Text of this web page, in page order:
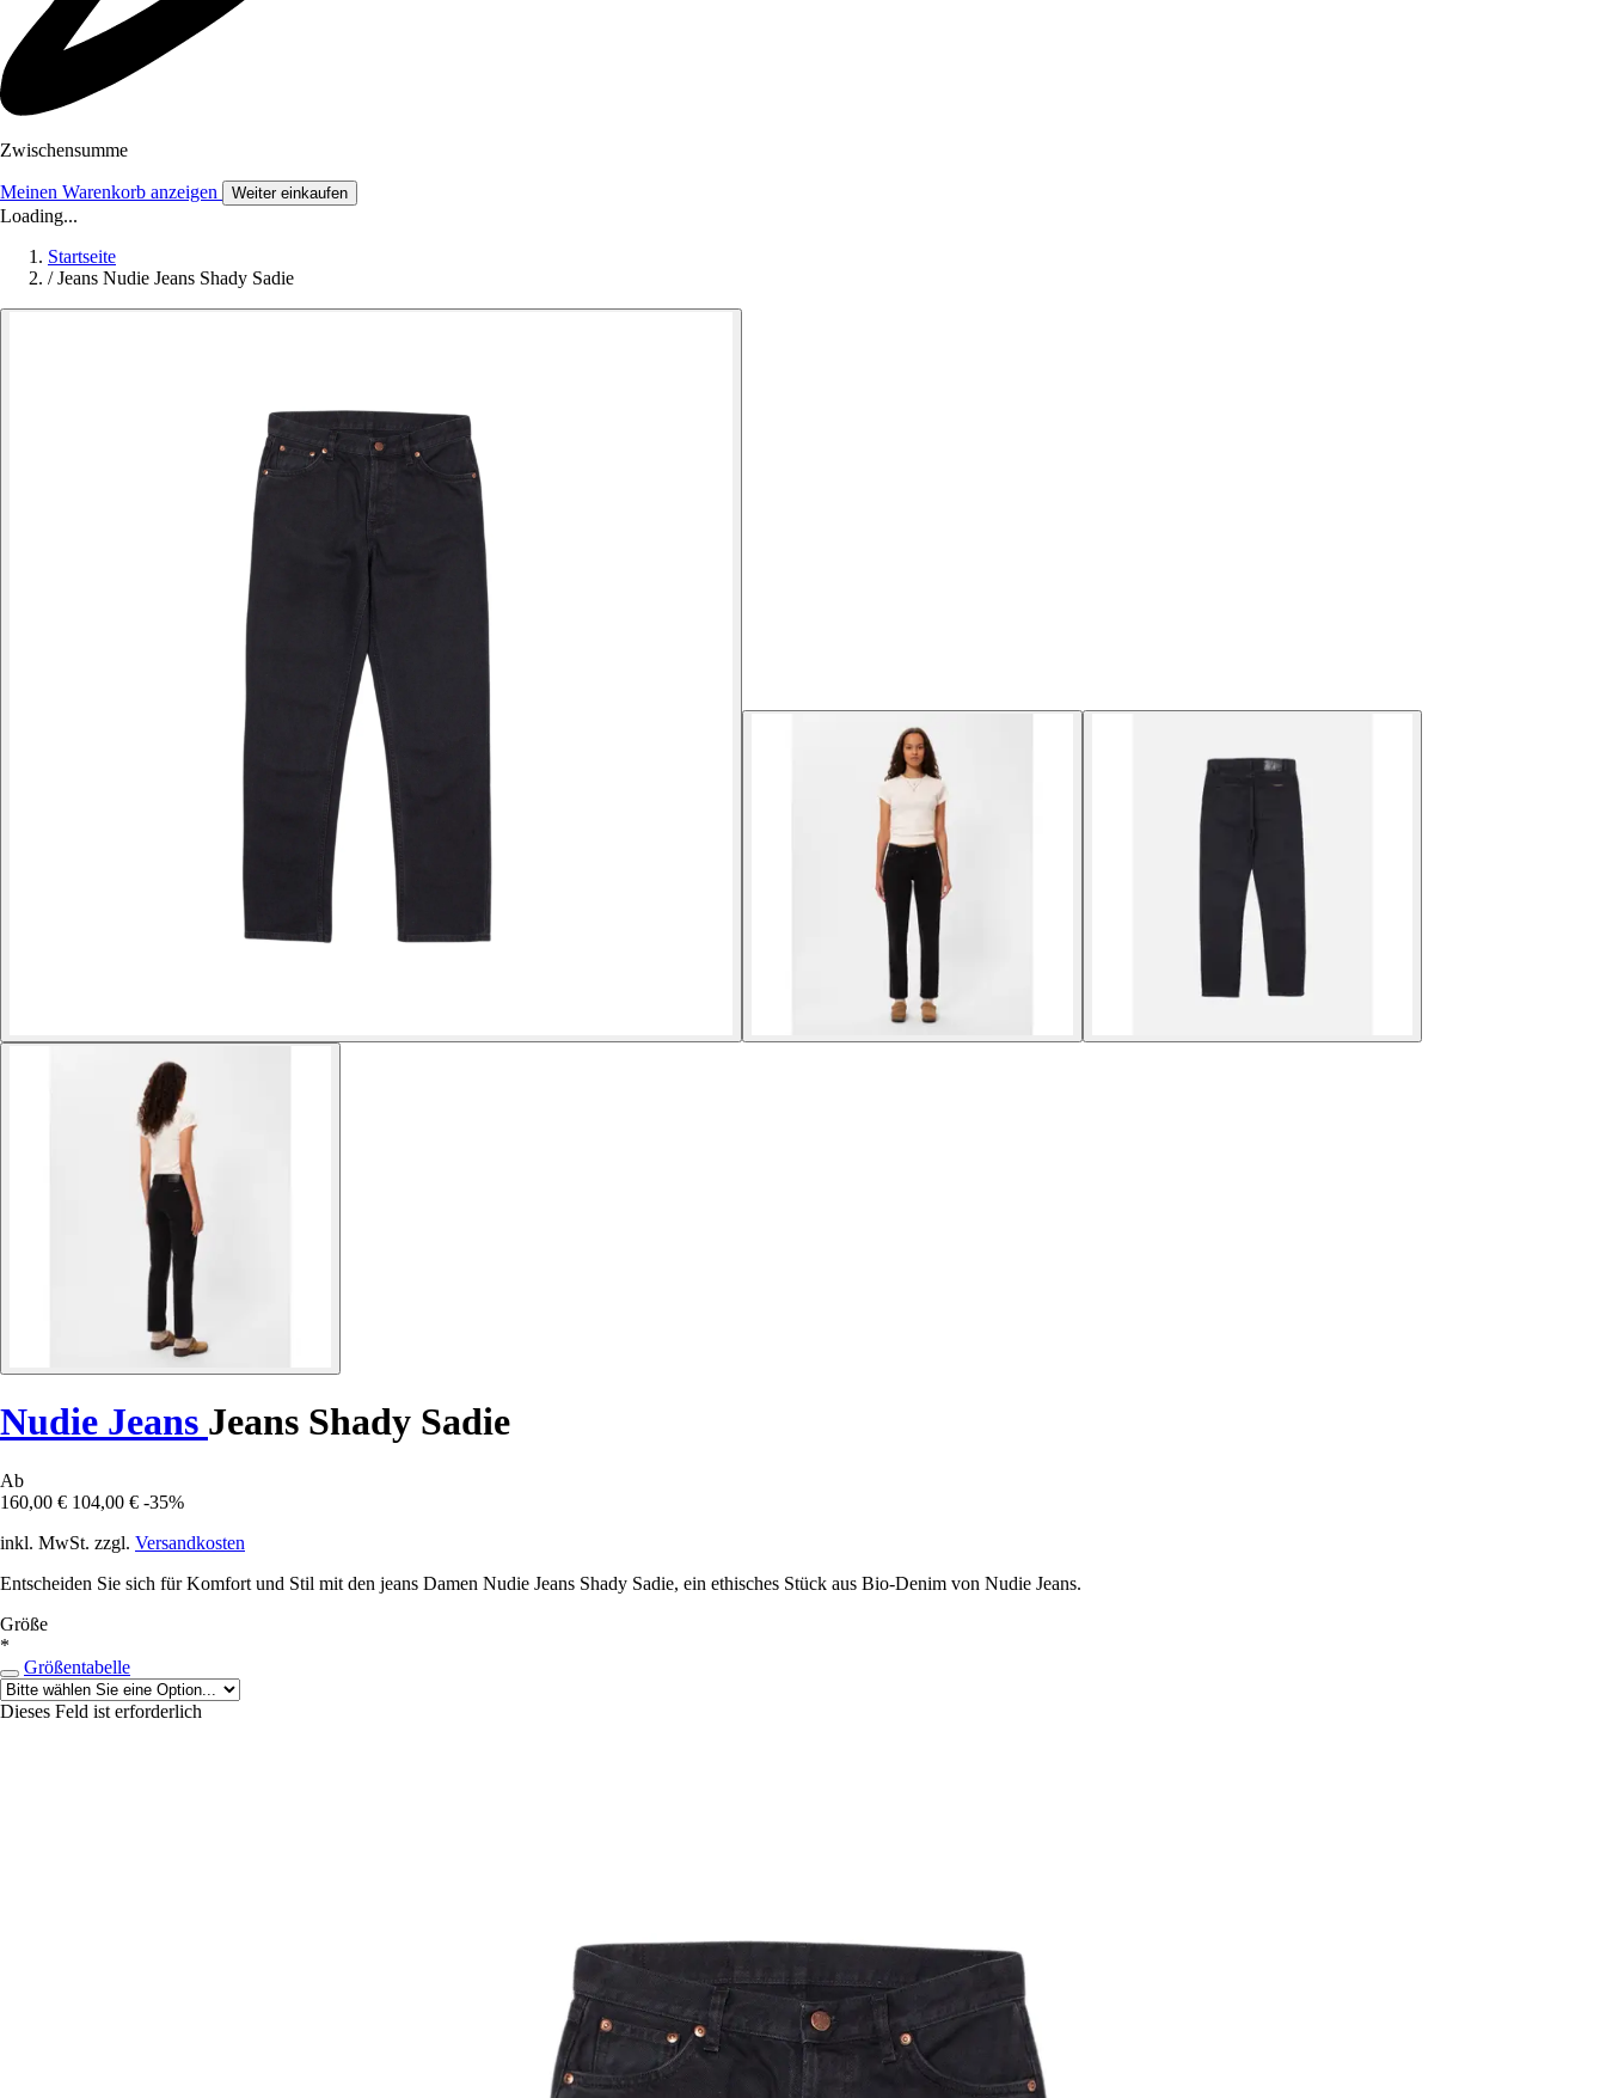
Zwischensumme
Meinen Warenkorb anzeigen Weiter einkaufen
Loading...
Startseite
/ Jeans Nudie Jeans Shady Sadie
Nudie Jeans Jeans Shady Sadie
Ab
160,00 € 104,00 € -35%
inkl. MwSt. zzgl. Versandkosten
Entscheiden Sie sich für Komfort und Stil mit den jeans Damen Nudie Jeans Shady Sadie, ein ethisches Stück aus Bio-Denim von Nudie Jeans.
Größe
*
Größentabelle
Dieses Feld ist erforderlich